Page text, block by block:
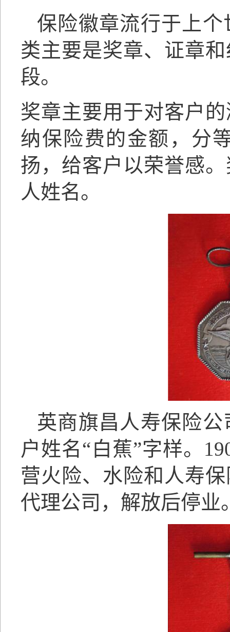
保险徽章流行于上
类主要是奖章、证章
段。
奖章主要用于对客户的
纳保险费的金额，分
扬，给客户以荣誉感
人姓名。
英商旗昌人寿保险
户姓名“白蕉”字样。
营火险、水险和人寿
代理公司，解放后停业